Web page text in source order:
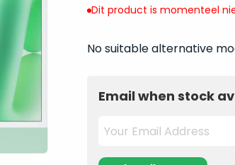
Dit product is momenteel
No suitable alternative
Email when stock